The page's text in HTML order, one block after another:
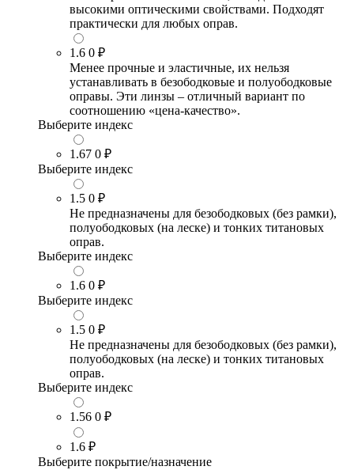
высокими оптическими свойствами. Подходят
практически для любых оправ.
1.6 0 ₽
Менее прочные и эластичные, их нельзя
устанавливать в безободковые и полуободковые
оправы. Эти линзы – отличный вариант по
соотношению «цена-качество».
Выберите индекс
1.67 0 ₽
Выберите индекс
1.5 0 ₽
Не предназначены для безободковых (без рамки),
полуободковых (на леске) и тонких титановых
оправ.
Выберите индекс
1.6 0 ₽
Выберите индекс
1.5 0 ₽
Не предназначены для безободковых (без рамки),
полуободковых (на леске) и тонких титановых
оправ.
Выберите индекс
1.56 0 ₽
1.6 ₽
Выберите покрытие/назначение